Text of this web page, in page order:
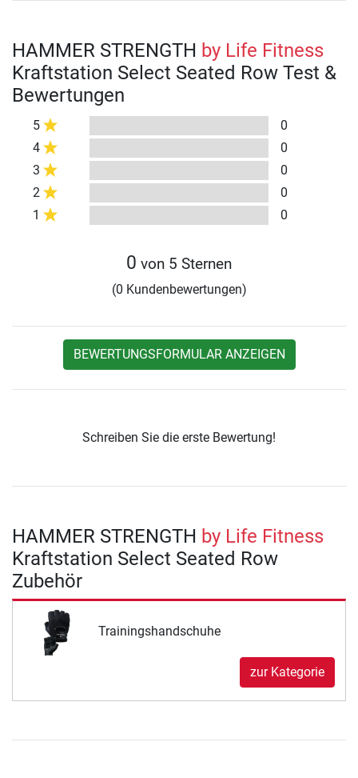
HAMMER STRENGTH by Life Fitness
Kraftstation Select Seated Row Test &
Bewertungen
5
0
4
0
3
0
2
0
1
0
0 von 5 Sternen
(0 Kundenbewertungen)
BEWERTUNGSFORMULAR ANZEIGEN
Schreiben Sie die erste Bewertung!
HAMMER STRENGTH by Life Fitness
Kraftstation Select Seated Row
Zubehör
Trainingshandschuhe
zur Kategorie